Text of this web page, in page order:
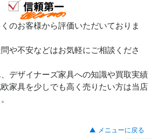
のお客様から評価いただいておりま
や不安などはお気軽にご相談くださ
デザイナーズ家具への知識や買取実績
家具を少しでも高く売りたい方は当店
▲ メニューに戻る